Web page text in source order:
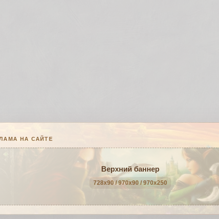
НА САЙТЕ
Верхний баннер
728x90 / 970x90 / 970x250